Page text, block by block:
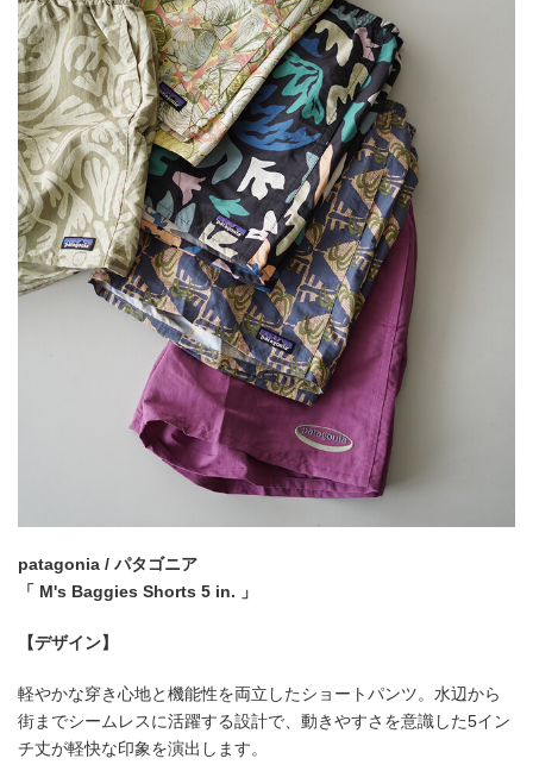
patagonia / パタゴニア
「 M's Baggies Shorts 5 in. 」
【デザイン】
軽やかな穿き心地と機能性を両立したショートパンツ。水辺から
街までシームレスに活躍する設計で、動きやすさを意識した5イン
チ丈が軽快な印象を演出します。